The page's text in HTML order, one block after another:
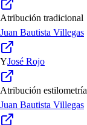
Atribución tradicional
Juan Bautista Villegas
YJosé Rojo
Atribución estilometría
Juan Bautista Villegas